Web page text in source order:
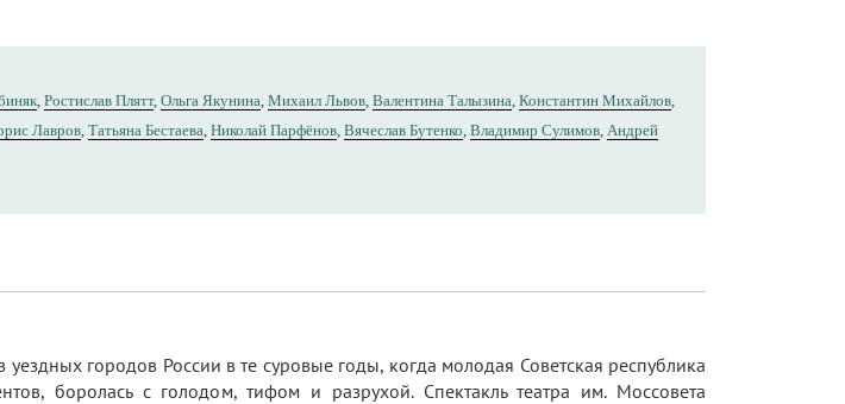
, Ростислав Плятт, Ольга Якунина, Михаил Львов, Валентина Талызина, Константин Михайлов,
Лавров, Татьяна Бестаева, Николай Парфёнов, Вячеслав Бутенко, Владимир Сулимов, Андрей
городов России в те суровые годы, когда молодая Советская республика
боролась с голодом, тифом и разрухой. Спектакль театра им. Моссовета